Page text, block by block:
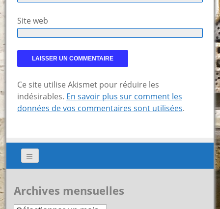
Site web
Ce site utilise Akismet pour réduire les
indésirables. En savoir plus sur comment les
données de vos commentaires sont utilisées.
Archives mensuelles